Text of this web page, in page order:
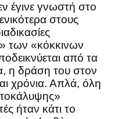
έγινε γνωστή στο
στους
των «κόκκινων
από τα
η δράση του στον
χρόνια. Απλά, όλη
ήταν κάτι το